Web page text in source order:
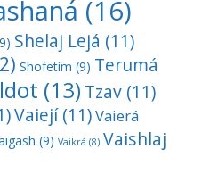
(16)
Shelaj Lejá (11)
Shofetím (9) Terumá
(13) Tzav (11)
Vaiejí(11)Vaierá
(9) Vaikrá (8) Vaishlaj